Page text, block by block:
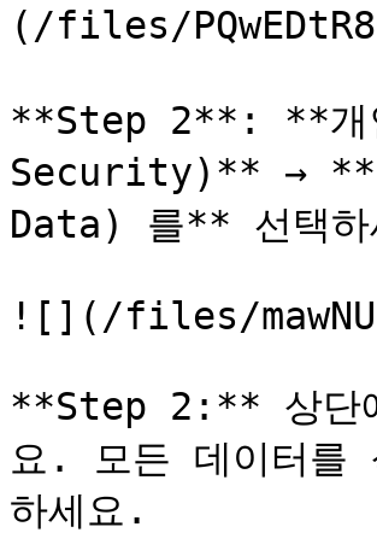
(/files/
**Step 2**: **개
Security)** → **
Data) 를** 선택하
![](/files/
**Step 2:** 상단
요. 모든 데이터
하세요.